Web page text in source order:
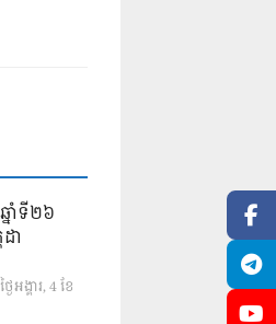
នាំទី២៦
ា
ថ្ងៃ​អង្គារ, 4 ខែ​